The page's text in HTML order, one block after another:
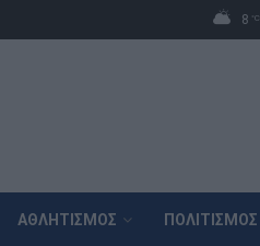
8 °C
ΑΘΛΗΤΙΣΜΌΣ ΠΟΛΙΤΙΣΜΌΣ